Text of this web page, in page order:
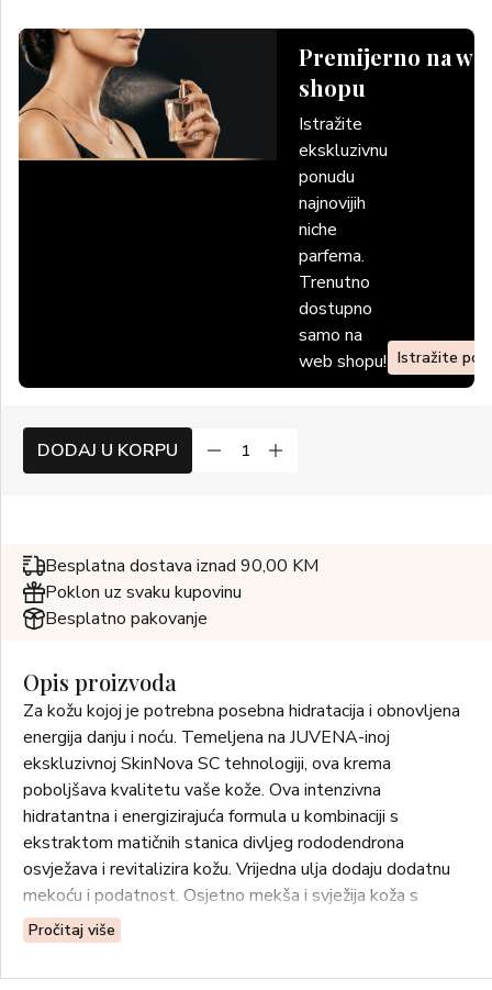
Premijerno na
shopu
Istražite
ekskluzivnu
ponudu
najnovijih
niche
parfema.
Trenutno
dostupno
samo na
web shopu! Istražite
DODAJ U KORPU
Besplatna dostava iznad 90,00 KM
Poklon uz svaku kupovinu
Besplatno pakovanje
Opis proizvoda
Za kožu kojoj je potrebna posebna hidratacija i obnovljena
energija danju i noću. Temeljena na JUVENA-inoj
ekskluzivnoj SkinNova SC tehnologiji, ova krema
poboljšava kvalitetu vaše kože. Ova intenzivna
hidratantna i energizirajuća formula u kombinaciji s
ekstraktom matičnih stanica divljeg rododendrona
osvježava i revitalizira kožu. Vrijedna ulja dodaju dodatnu
mekoću i podatnost. Osjetno mekša i svježija koža s
iskričavim sjajem.
Pročitaj više